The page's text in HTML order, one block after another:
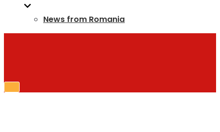
News from Romania